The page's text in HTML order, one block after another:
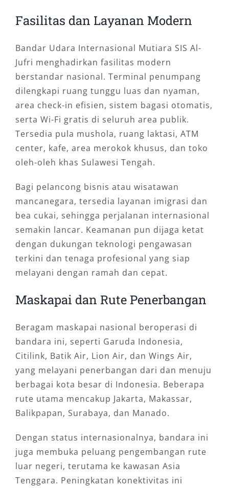
Fasilitas dan Layanan Modern
Bandar Udara Internasional Mutiara SIS Al-
Jufri menghadirkan fasilitas modern
berstandar nasional. Terminal penumpang
dilengkapi ruang tunggu luas dan nyaman,
area check-in efisien, sistem bagasi otomatis,
serta Wi-Fi gratis di seluruh area publik.
Tersedia pula mushola, ruang laktasi, ATM
center, kafe, area merokok khusus, dan toko
oleh-oleh khas Sulawesi Tengah.
Bagi pelancong bisnis atau wisatawan
mancanegara, tersedia layanan imigrasi dan
bea cukai, sehingga perjalanan internasional
semakin lancar. Keamanan pun dijaga ketat
dengan dukungan teknologi pengawasan
terkini dan tenaga profesional yang siap
melayani dengan ramah dan cepat.
Maskapai dan Rute Penerbangan
Beragam maskapai nasional beroperasi di
bandara ini, seperti Garuda Indonesia,
Citilink, Batik Air, Lion Air, dan Wings Air,
yang melayani penerbangan dari dan menuju
berbagai kota besar di Indonesia. Beberapa
rute utama mencakup Jakarta, Makassar,
Balikpapan, Surabaya, dan Manado.
Dengan status internasionalnya, bandara ini
juga membuka peluang pengembangan rute
luar negeri, terutama ke kawasan Asia
Tenggara. Peningkatan konektivitas ini